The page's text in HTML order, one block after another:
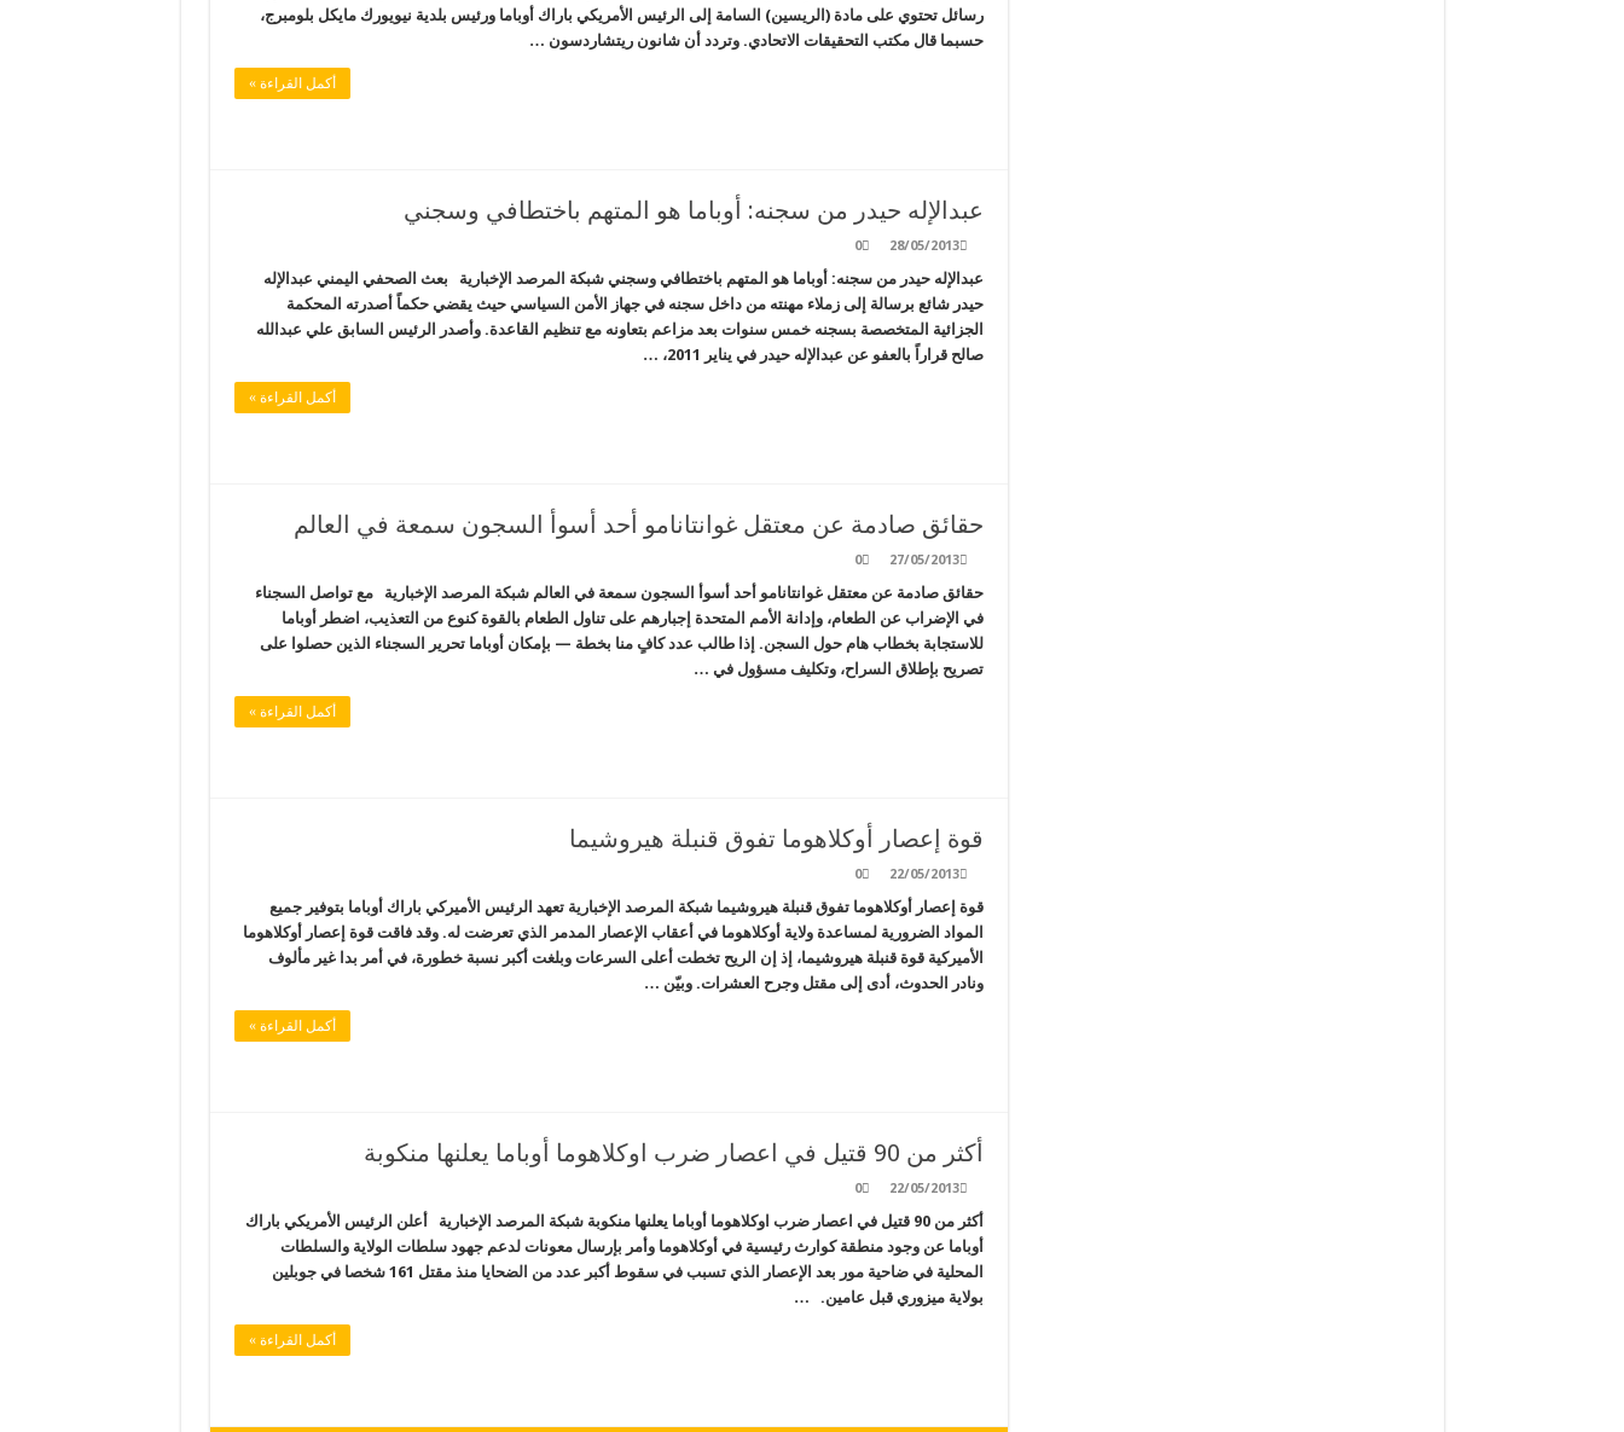
رسائل تحتوي على مادة (الريسين) السامة إلى الرئيس الأمريكي باراك أوباما ورئيس بلدية نيويورك مايكل بلومبرج،
حسبما قال مكتب التحقيقات الاتحادي. وتردد أن شانون ريتشاردسون …
أكمل القراءة »
عبدالإله حيدر من سجنه: أوباما هو المتهم باختطافي وسجني
28/05/2013
0
عبدالإله حيدر من سجنه: أوباما هو المتهم باختطافي وسجني شبكة المرصد الإخبارية بعث الصحفي اليمني عبدالإله
حيدر شائع برسالة إلى زملاء مهنته من داخل سجنه في جهاز الأمن السياسي حيث يقضي حكماً أصدرته المحكمة
الجزائية المتخصصة بسجنه خمس سنوات بعد مزاعم بتعاونه مع تنظيم القاعدة. وأصدر الرئيس السابق علي عبدالله
صالح قراراً بالعفو عن عبدالإله حيدر في يناير 2011، …
أكمل القراءة »
حقائق صادمة عن معتقل غوانتانامو أحد أسوأ السجون سمعة في العالم
27/05/2013
0
حقائق صادمة عن معتقل غوانتانامو أحد أسوأ السجون سمعة في العالم شبكة المرصد الإخبارية مع تواصل السجناء
في الإضراب عن الطعام، وإدانة الأمم المتحدة إجبارهم على تناول الطعام بالقوة كنوع من التعذيب، اضطر أوباما
للاستجابة بخطاب هام حول السجن. إذا طالب عدد كافٍ منا بخطة — بإمكان أوباما تحرير السجناء الذين حصلوا على
تصريح بإطلاق السراح، وتكليف مسؤول في …
أكمل القراءة »
قوة إعصار أوكلاهوما تفوق قنبلة هيروشيما
22/05/2013
0
قوة إعصار أوكلاهوما تفوق قنبلة هيروشيما شبكة المرصد الإخبارية تعهد الرئيس الأميركي باراك أوباما بتوفير جميع
المواد الضرورية لمساعدة ولاية أوكلاهوما في أعقاب الإعصار المدمر الذي تعرضت له. وقد فاقت قوة إعصار أوكلاهوما
الأميركية قوة قنبلة هيروشيما، إذ إن الريح تخطت أعلى السرعات وبلغت أكبر نسبة خطورة، في أمر بدا غير مألوف
ونادر الحدوث، أدى إلى مقتل وجرح العشرات. وبيّن …
أكمل القراءة »
أكثر من 90 قتيل في اعصار ضرب اوكلاهوما أوباما يعلنها منكوبة
22/05/2013
0
أكثر من 90 قتيل في اعصار ضرب اوكلاهوما أوباما يعلنها منكوبة شبكة المرصد الإخبارية أعلن الرئيس الأمريكي باراك
أوباما عن وجود منطقة كوارث رئيسية في أوكلاهوما وأمر بإرسال معونات لدعم جهود سلطات الولاية والسلطات
المحلية في ضاحية مور بعد الإعصار الذي تسبب في سقوط أكبر عدد من الضحايا منذ مقتل 161 شخصا في جوبلين
بولاية ميزوري قبل عامين. …
أكمل القراءة »